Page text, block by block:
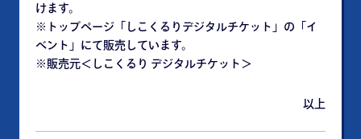
けます。
※トップページ「しこくるりデジタルチケット」の「イ
ベント」にて販売しています。
※販売元＜しこくるり デジタルチケット＞
以上